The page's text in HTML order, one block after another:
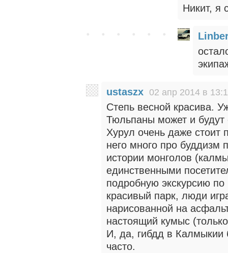
Никит, я
ustaszx 02 апр 2014 в
Степь весной красива.
Тюльпаны может и будут
Хурул очень даже стоит
него много про буддизм
истории монголов
единственными
подробную экскурсию
красивый парк, люди
нарисованной на
настоящий кумыс
И, да, гибдд в Калмыкии
часто.